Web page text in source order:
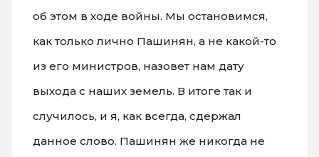
об этом в ходе войны. Мы остановимся,
как только лично Пашинян, а не какой-то
из его министров, назовет нам дату
выхода с наших земель. В итоге так и
случилось, и я, как всегда, сдержал
данное слово. Пашинян же никогда не